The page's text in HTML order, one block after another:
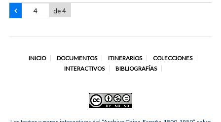
de 4
INICIO DOCUMENTOS ITINERARIOS
COLECCIONES
INTERACTIVOS
BIBLIOGRAFÍAS